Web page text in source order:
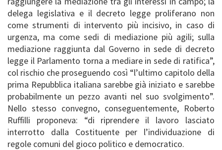
delega legislativa e il decreto legge proliferano non
come strumenti di intervento più incisivo, in caso di
urgenza, ma come sedi di mediazione più agili; sulla
mediazione raggiunta dal Governo in sede di decreto
legge il Parlamento torna a mediare in sede di ratifica”,
col rischio che proseguendo così “l’ultimo capitolo della
prima Repubblica italiana sarebbe già iniziato e sarebbe
probabilmente un pezzo avanti nel suo svolgimento”.
Nello stesso convegno, conseguentemente, Roberto
Ruffilli proponeva: “di riprendere il lavoro lasciato
interrotto dalla Costituente per l’individuazione di
regole comuni del gioco politico e democratico.